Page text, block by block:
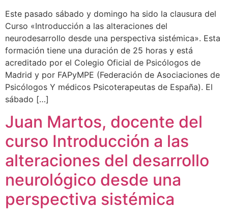
Este pasado sábado y domingo ha sido la clausura del
Curso «Introducción a las alteraciones del
neurodesarrollo desde una perspectiva sistémica». Esta
formación tiene una duración de 25 horas y está
acreditado por el Colegio Oficial de Psicólogos de
Madrid y por FAPyMPE (Federación de Asociaciones de
Psicólogos Y médicos Psicoterapeutas de España). El
sábado […]
Juan Martos, docente del
curso Introducción a las
alteraciones del desarrollo
neurológico desde una
perspectiva sistémica